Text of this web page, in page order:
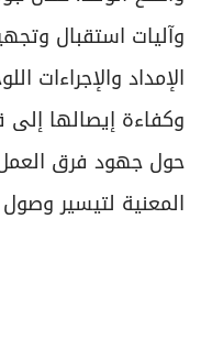
وآليات استقبال
الإمداد والإجراءات
وكفاءة إيصالها
حول جهود فرق
المعنية لتيسير